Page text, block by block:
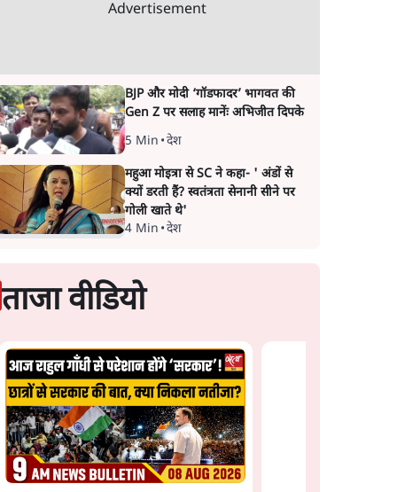
Advertisement
BJP और मोदी ‘गॉडफादर’ भागवत की
Gen Z पर सलाह मानेंः अभिजीत दिपके
5 Min •देश
महुआ मोइत्रा से SC ने कहा- ' अंडों से
क्यों डरती हैं? स्वतंत्रता सेनानी सीने पर
गोली खाते थे'
4 Min •देश
ताजा वीडियो